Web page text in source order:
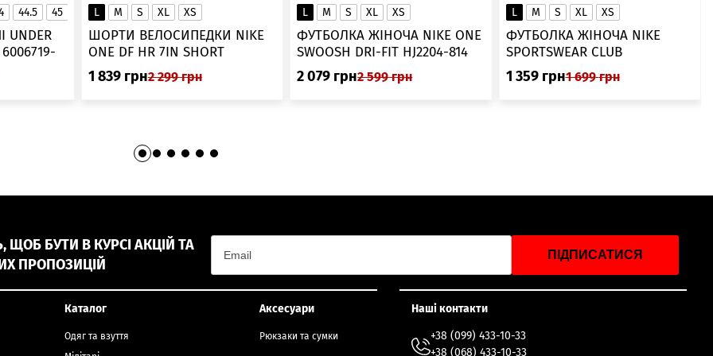
44.5 45 45.5
46
▲
UNDER
L M S XL XS
ШОРТИ ВЕЛОСИПЕДКИ NIKE
ONE DF HR 7IN SHORT
DV9022-010
1 839 грн2 299 грн
L M S XL XS
ФУТБОЛКА ЖІНОЧА NIKE ONE
SWOOSH DRI-FIT HJ2204-814
2 079 грн2 599 грн
L M S XL XS
ФУТБОЛКА ЖІНОЧА NIKE
SPORTSWEAR CLUB
ESSENTIALS DX7902-286
1 359 грн1 699 грн
ЩОБ БУТИ В КУРСІ АКЦІЙ ТА
ПРОПОЗИЦІЙ
ПІДПИСАТИСЯ
Каталог
Одяг та взуття
Аксесуари
Рюкзаки та сумки
Наші контакти
+38 (099) 433-10-33
+38 (068) 433-10-33